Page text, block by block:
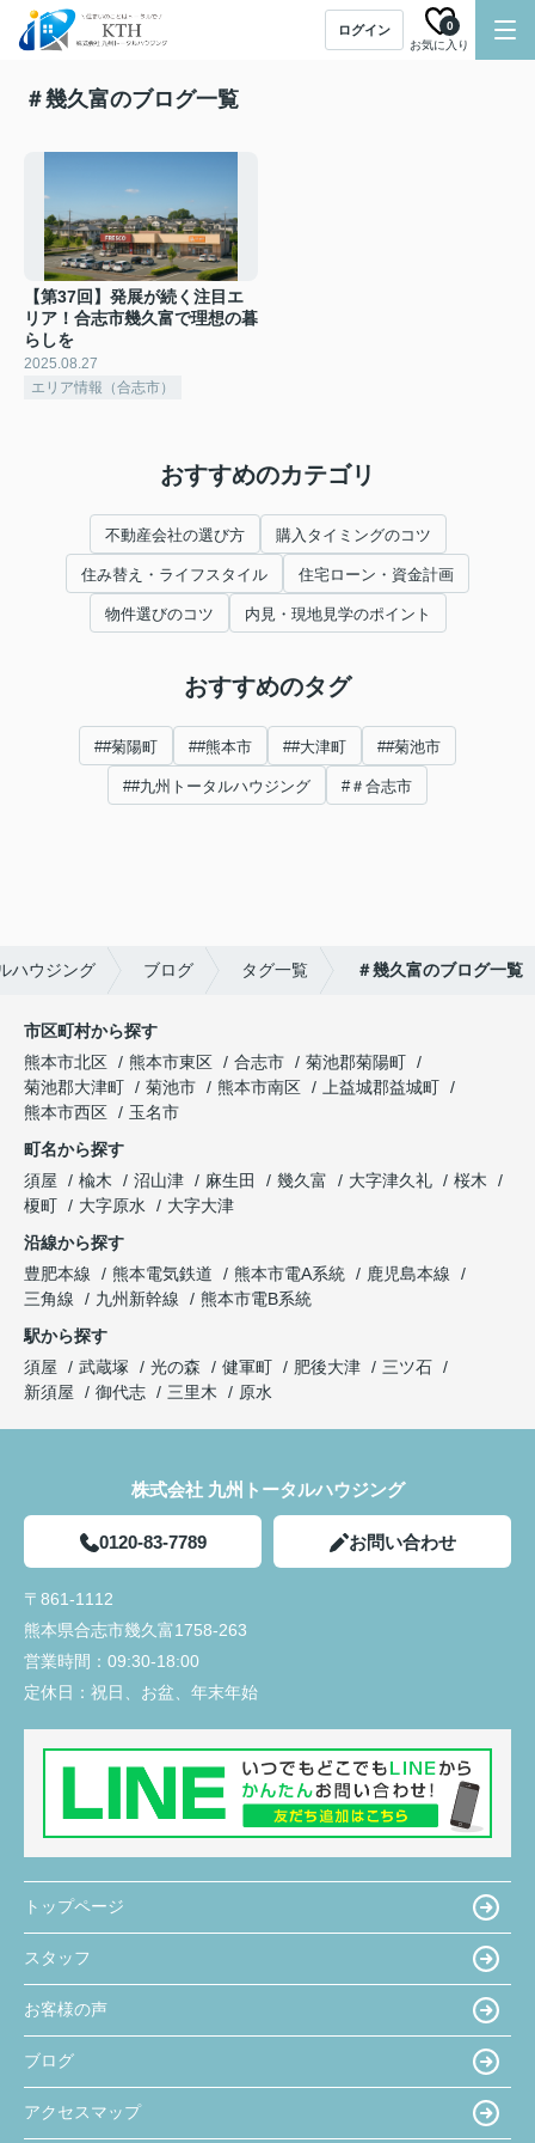
ログイン
お気に入り
0
＃幾久富のブログ一覧
【第37回】発展が続く注目エ
リア！合志市幾久富で理想の暮
らしを
2025.08.27
エリア情報（合志市）
おすすめのカテゴリ
不動産会社の選び方 購入タイミングのコツ
住み替え・ライフスタイル 住宅ローン・資金計画
物件選びのコツ 内見・現地見学のポイント
おすすめのタグ
##菊陽町 ##熊本市 ##大津町 ##菊池市
##九州トータルハウジング #＃合志市
ハウジング ブログ タグ一覧 ＃幾久富のブログ一覧
市区町村から探す
熊本市北区
熊本市東区 合志市
菊池郡菊陽町
菊池郡大津町
菊池市 熊本市南区
上益城郡益城町
熊本市西区
玉名市
町名から探す
須屋
楡木 沼山津 麻生田 幾久富 大字津久礼
桜木
榎町
大字原水
大字大津
沿線から探す
豊肥本線
熊本電気鉄道 熊本市電A系統
鹿児島本線
三角線
九州新幹線
熊本市電B系統
駅から探す
須屋
武蔵塚 光の森 健軍町 肥後大津
三ツ石
新須屋
御代志 三里木 原水
株式会社 九州トータルハウジング
0120-83-7789 お問い合わせ
〒861-1112
熊本県合志市幾久富1758-263
営業時間： 09:30-18:00
定休日： 祝日、お盆、年末年始
トップページ
スタッフ
お客様の声
ブログ
アクセスマップ